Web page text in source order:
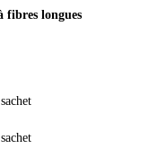
fibres longues